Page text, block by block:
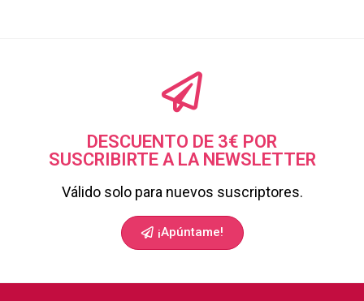
DESCUENTO DE 3€ POR
SUSCRIBIRTE A LA NEWSLETTER
Válido solo para nuevos suscriptores.
¡Apúntame!